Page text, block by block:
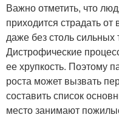
Важно отметить, что
приходится страдать
даже без столь сильных
Дистрофические
ее хрупкость. Поэтому
роста может вызвать
составить список
место занимают